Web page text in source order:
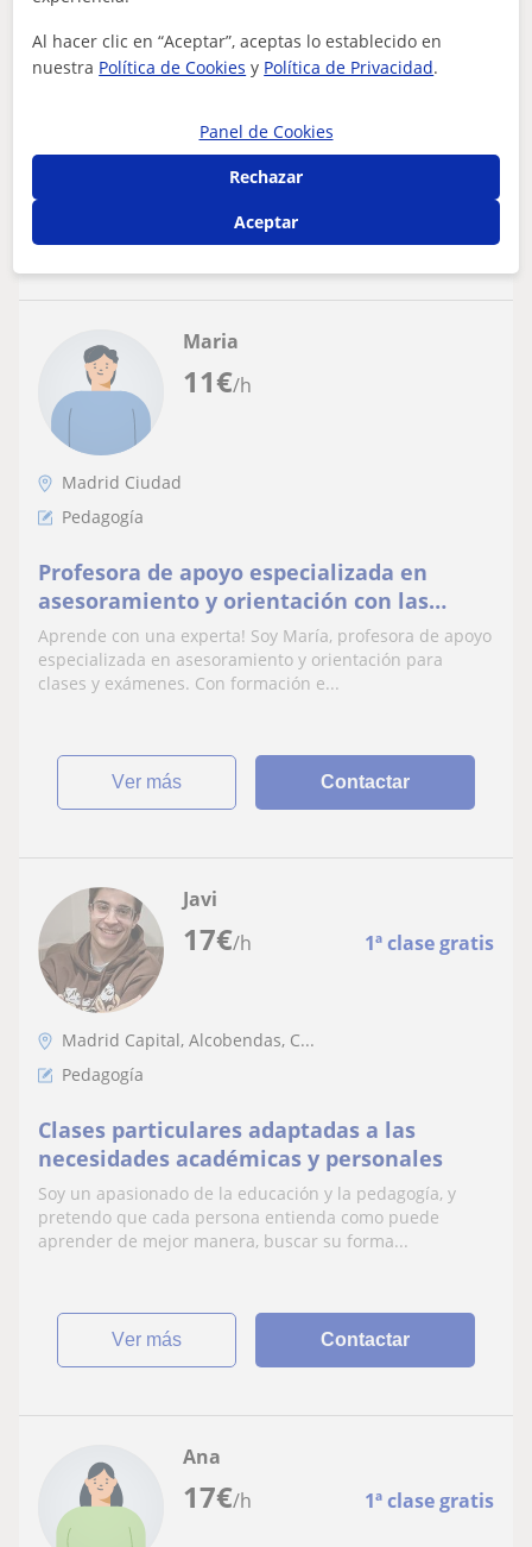
Estudiante de último semestre de
educación infantil con dos años de
experiencia con niños y niñas de todas las
Tengo conocimiento amplio y profundo en diversas
complejos de manera clara y concisa, ademá...
11€/h
Maria
Madrid Ciudad
Pedagogía
Profesora de apoyo especializada en
asesoramiento y orientación con las
clases y los exámenes. He estudiado
pedagogía y orientación
Aprende con una experta! Soy María, profesora de apoyo
especializada en asesoramiento y orientación para
clases y exámenes. Con formación e...
ver más Contactar
17€/h 1ª clase gratis
Javi
Madrid Capital, Alcobendas, C...
Pedagogía
Clases particulares adaptadas a las
necesidades académicas y personales
Soy un apasionado de la educación y la pedagogía, y
pretendo que cada persona entienda como puede
aprender de mejor manera, buscar su forma...
ver más Contactar
17€/h 1ª clase gratis
Ana
Al hacer clic en “Aceptar”, aceptas lo establecido en
nuestra Política de Cookies y Política de Privacidad.
Panel de Cookies
Rechazar
Aceptar